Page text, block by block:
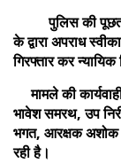
पुलिस की पूछताछ
के द्वारा अपराध
गिरफ्तार कर
मामले की
भावेश समरथ, उप
भगत, आरक्षक अशोक
रही है।